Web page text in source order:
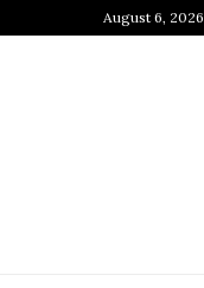
August 6, 2026
জাপানি আধ্যাত্মিকতার ছোঁয়া